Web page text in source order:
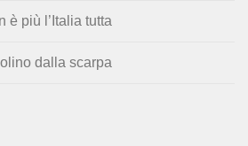
è più l’Italia tutta
dalla scarpa